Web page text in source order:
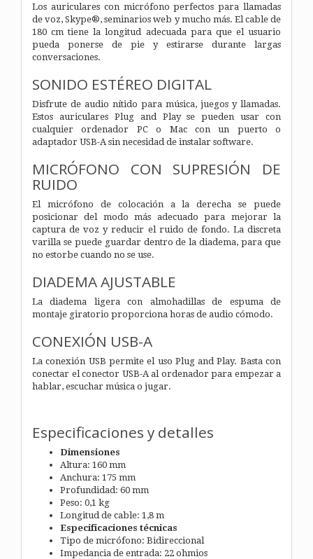
Los auriculares con micrófono perfectos para llamadas
de voz, Skype®, seminarios web y mucho más. El cable de
180 cm tiene la longitud adecuada para que el usuario
pueda ponerse de pie y estirarse durante largas
conversaciones.
SONIDO ESTÉREO DIGITAL
Disfrute de audio nítido para música, juegos y llamadas.
Estos auriculares Plug and Play se pueden usar con
cualquier ordenador PC o Mac con un puerto o
adaptador USB-A sin necesidad de instalar software.
MICRÓFONO CON SUPRESIÓN DE
RUIDO
El micrófono de colocación a la derecha se puede
posicionar del modo más adecuado para mejorar la
captura de voz y reducir el ruido de fondo. La discreta
varilla se puede guardar dentro de la diadema, para que
no estorbe cuando no se use.
DIADEMA AJUSTABLE
La diadema ligera con almohadillas de espuma de
montaje giratorio proporciona horas de audio cómodo.
CONEXIÓN USB-A
La conexión USB permite el uso Plug and Play. Basta con
conectar el conector USB-A al ordenador para empezar a
hablar, escuchar música o jugar.
Especificaciones y detalles
Dimensiones
Altura: 160 mm
Anchura: 175 mm
Profundidad: 60 mm
Peso: 0,1 kg
Longitud de cable: 1,8 m
Especificaciones técnicas
Tipo de micrófono: Bidireccional
Impedancia de entrada: 22 ohmios